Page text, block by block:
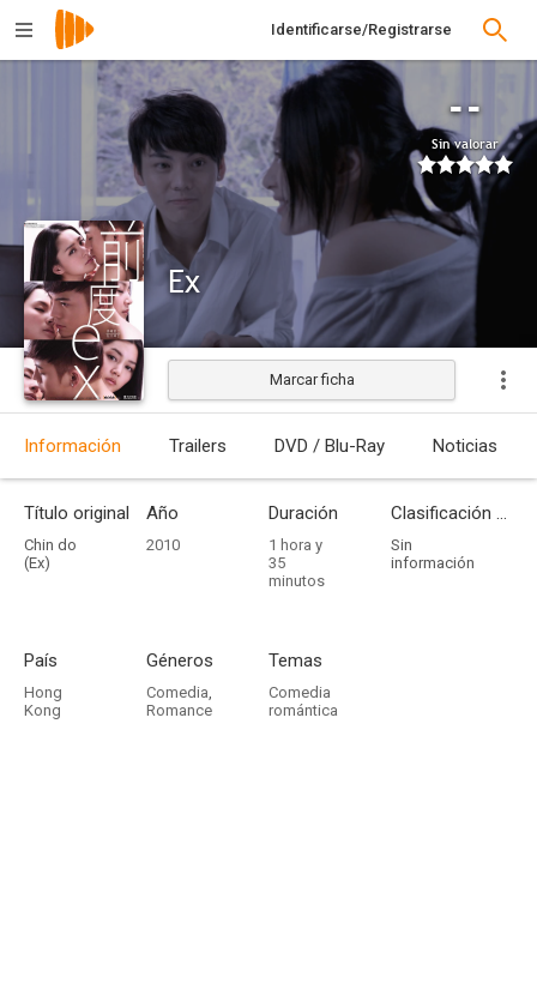
Identificarse/Registrarse
--
Sin valorar
Ex
Estrenada
Marcar ficha
Información Trailers DVD / Blu-Ray Noticias
Título original
Chin do
(Ex)
Año
2010
Duración
1 hora y
35
minutos
Clasificación por edades
Sin
información
País
Hong
Kong
Géneros
Comedia,
Romance
Temas
Comedia
romántica